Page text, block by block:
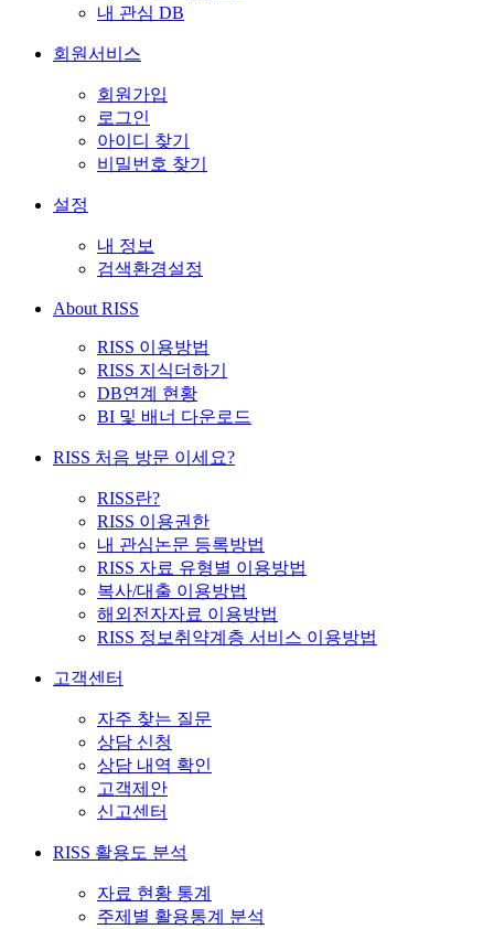
내 관심 DB
회원서비스
회원가입
로그인
아이디 찾기
비밀번호 찾기
설정
내 정보
검색환경설정
About RISS
RISS 이용방법
RISS 지식더하기
DB연계 현황
BI 및 배너 다운로드
RISS 처음 방문 이세요?
RISS란?
RISS 이용권한
내 관심논문 등록방법
RISS 자료 유형별 이용방법
복사/대출 이용방법
해외전자자료 이용방법
RISS 정보취약계층 서비스 이용방법
고객센터
자주 찾는 질문
상담 신청
상담 내역 확인
고객제안
신고센터
RISS 활용도 분석
자료 현황 통계
주제별 활용통계 분석